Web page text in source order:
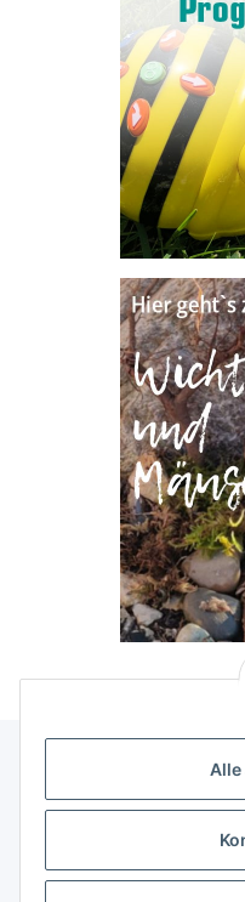
Alle
Allgemeine Informationen
Rechtliche Infomationen